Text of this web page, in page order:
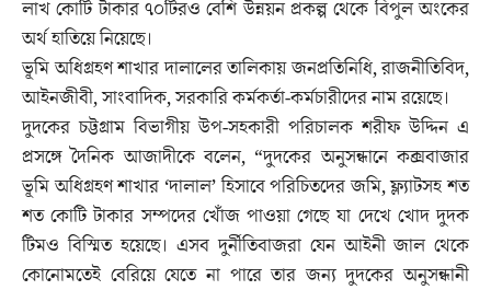
লাখ কোটি টাকার ৭০টিরও বেশি উন্নয়ন প্রকল্প থেকে বিপুল অংকের
অর্থ হাতিয়ে নিয়েছে।
ভূমি অধিগ্রহণ শাখার দালালের তালিকায় জনপ্রতিনিধি, রাজনীতিবিদ,
আইনজীবী, সাংবাদিক, সরকারি কর্মকর্তা-কর্মচারীদের নাম রয়েছে।
দুদকের চট্টগ্রাম বিভাগীয় উপ-সহকারী পরিচালক শরীফ উদ্দিন এ
প্রসঙ্গে দৈনিক আজাদীকে বলেন, “দুদকের অনুসন্ধানে কক্সবাজার
ভূমি অধিগ্রহণ শাখার ‘দালাল’ হিসাবে পরিচিতদের জমি, ফ্ল্যাটসহ শত
শত কোটি টাকার সম্পদের খোঁজ পাওয়া গেছে যা দেখে খোদ দুদক
টিমও বিস্মিত হয়েছে। এসব দুর্নীতিবাজরা যেন আইনী জাল থেকে
কোনোমতেই বেরিয়ে যেতে না পারে তার জন্য দুদকের অনুসন্ধানী